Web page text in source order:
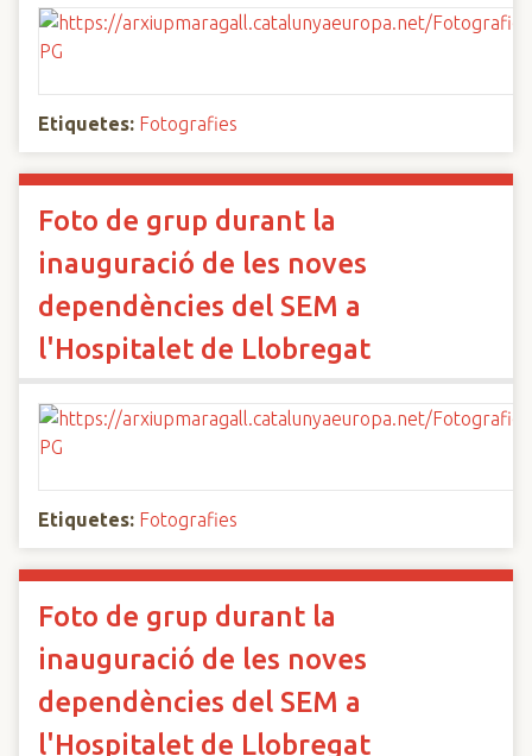
Etiquetes: Fotografies
Foto de grup durant la
inauguració de les noves
dependències del SEM a
l'Hospitalet de Llobregat
Etiquetes: Fotografies
Foto de grup durant la
inauguració de les noves
dependències del SEM a
l'Hospitalet de Llobregat